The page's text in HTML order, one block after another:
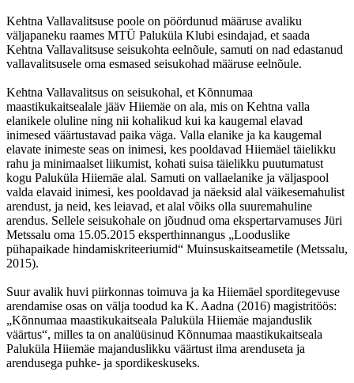
Kehtna Vallavalitsuse poole on pöördunud määruse avaliku
väljapaneku raames MTÜ Paluküla Klubi esindajad, et saada
Kehtna Vallavalitsuse seisukohta eelnõule, samuti on nad edastanud
vallavalitsusele oma esmased seisukohad määruse eelnõule.
Kehtna Vallavalitsus on seisukohal, et Kõnnumaa
maastikukaitsealale jääv Hiiemäe on ala, mis on Kehtna valla
elanikele oluline ning nii kohalikud kui ka kaugemal elavad
inimesed väärtustavad paika väga. Valla elanike ja ka kaugemal
elavate inimeste seas on inimesi, kes pooldavad Hiiemäel täielikku
rahu ja minimaalset liikumist, kohati suisa täielikku puutumatust
kogu Paluküla Hiiemäe alal. Samuti on vallaelanike ja väljaspool
valda elavaid inimesi, kes pooldavad ja näeksid alal väikesemahulist
arendust, ja neid, kes leiavad, et alal võiks olla suuremahuline
arendus. Sellele seisukohale on jõudnud oma ekspertarvamuses Jüri
Metssalu oma 15.05.2015 eksperthinnangus „Looduslike
pühapaikade hindamiskriteeriumid“ Muinsuskaitseametile (Metssalu,
2015).
Suur avalik huvi piirkonnas toimuva ja ka Hiiemäel sporditegevuse
arendamise osas on välja toodud ka K. Aadna (2016) magistritöös:
„Kõnnumaa maastikukaitseala Paluküla Hiiemäe majanduslik
väärtus“, milles ta on analüüsinud Kõnnumaa maastikukaitseala
Paluküla Hiiemäe majanduslikku väärtust ilma arenduseta ja
arendusega puhke- ja spordikeskuseks.